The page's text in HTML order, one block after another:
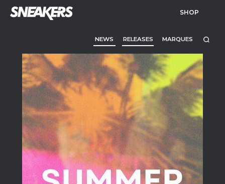
SHOP
NEWS RELEASES MARQUES